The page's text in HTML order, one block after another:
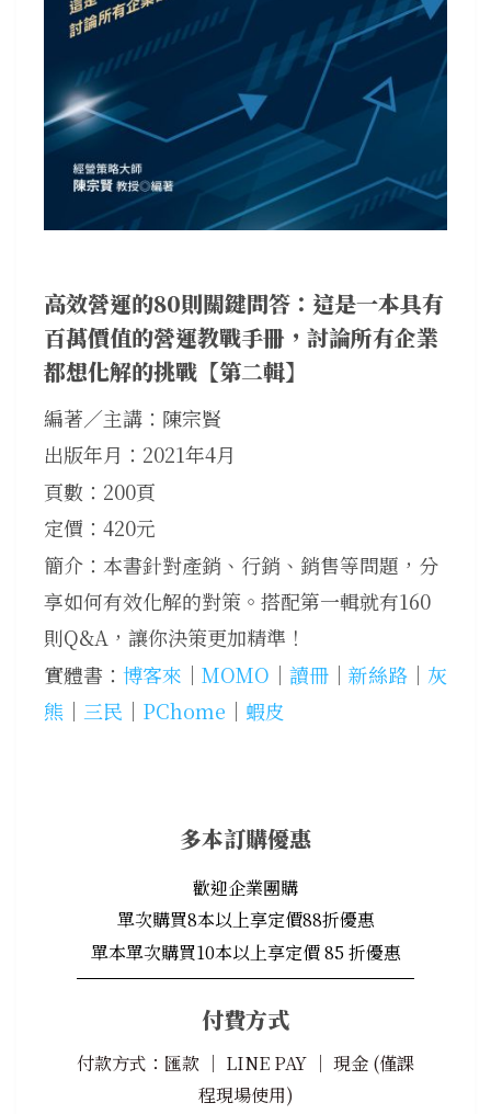
高效營運的80則關鍵問答：這是一本具有
百萬價值的營運教戰手冊，討論所有企業
都想化解的挑戰【第二輯】
編著／主講：陳宗賢
出版年月：2021年4月
頁數：200頁
定價：420元
簡介：本書針對產銷、行銷、銷售等問題，分
享如何有效化解的對策。搭配第一輯就有160
則Q&A，讓你決策更加精準！
實體書： 博客來 │ MOMO │ 讀冊 │ 新絲路 │ 灰
熊 │ 三民 │ PChome │ 蝦皮
多本訂購優惠
歡迎企業團購
單次購買8本以上享定價88折優惠
單本單次購買10本以上享定價 85 折優惠
付費方式
付款方式：匯款 │ LINE PAY │ 現金 (僅課
程現場使用)